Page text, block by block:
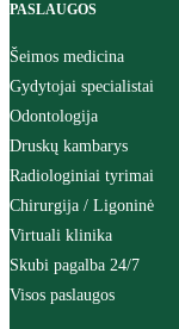
PASLAUGOS
Šeimos medicina
Gydytojai specialistai
Odontologija
Druskų kambarys
Radiologiniai tyrimai
Chirurgija / Ligoninė
Virtuali klinika
Skubi pagalba 24/7
Visos paslaugos